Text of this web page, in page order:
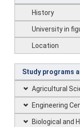
History
University in
Location
Study programs
Agricultural
Engineering
Biological and